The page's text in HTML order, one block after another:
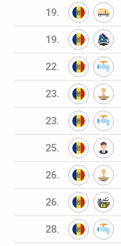
19.
19.
22.
23.
23.
25.
26.
26.
28.